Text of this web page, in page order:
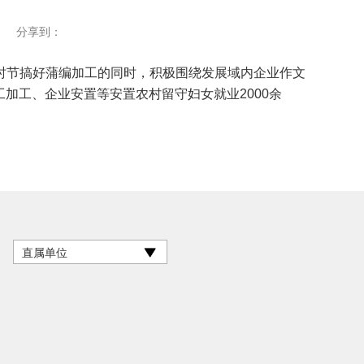
分享到：
搞好蒲编加工的同时，积极围绕发展域内企业作文
工、企业安置等安置农村留守妇女就业2000余
直属单位